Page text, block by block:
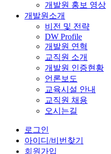
개발원 홍보 영상
개발원소개
비전 및 전략
DW Profile
개발원 연혁
교직원 소개
개발원 인증현황
언론보도
교육시설 안내
교직원 채용
오시는길
로그인
아이디/비번찾기
회원가입